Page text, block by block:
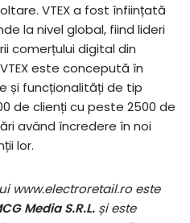
VTEX a fost înființată
la nivel global, fiind lideri
comerțului digital din
este concepută în
și funcționalități de tip
de clienți cu peste 2500 de
având încredere în noi
lor.
www.electroretail.ro este
Media S.R.L. și este